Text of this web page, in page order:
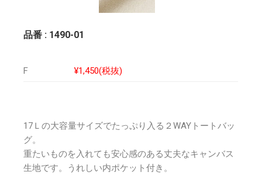
品番 : 1490-01
F ¥1,450(税抜)
17Ｌの大容量サイズでたっぷり入る２WAYトートバッ
グ。
重たいものを入れても安心感のある丈夫なキャンバス
生地です。うれしい内ポケット付き。